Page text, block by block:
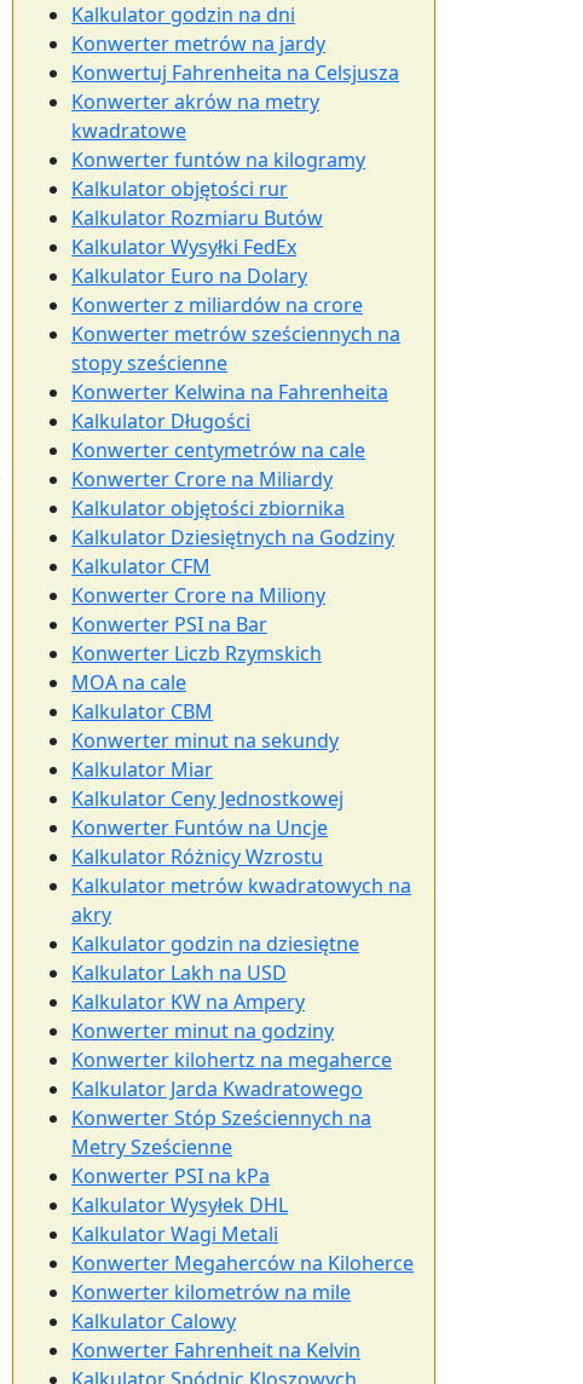
Kalkulator godzin na dni
Konwerter metrów na jardy
Konwertuj Fahrenheita na Celsjusza
Konwerter akrów na metry
kwadratowe
Konwerter funtów na kilogramy
Kalkulator objętości rur
Kalkulator Rozmiaru Butów
Kalkulator Wysyłki FedEx
Kalkulator Euro na Dolary
Konwerter z miliardów na crore
Konwerter metrów sześciennych na
stopy sześcienne
Konwerter Kelwina na Fahrenheita
Kalkulator Długości
Konwerter centymetrów na cale
Konwerter Crore na Miliardy
Kalkulator objętości zbiornika
Kalkulator Dziesiętnych na Godziny
Kalkulator CFM
Konwerter Crore na Miliony
Konwerter PSI na Bar
Konwerter Liczb Rzymskich
MOA na cale
Kalkulator CBM
Konwerter minut na sekundy
Kalkulator Miar
Kalkulator Ceny Jednostkowej
Konwerter Funtów na Uncje
Kalkulator Różnicy Wzrostu
Kalkulator metrów kwadratowych na
akry
Kalkulator godzin na dziesiętne
Kalkulator Lakh na USD
Kalkulator KW na Ampery
Konwerter minut na godziny
Konwerter kilohertz na megaherce
Kalkulator Jarda Kwadratowego
Konwerter Stóp Sześciennych na
Metry Sześcienne
Konwerter PSI na kPa
Kalkulator Wysyłek DHL
Kalkulator Wagi Metali
Konwerter Megaherców na Kiloherce
Konwerter kilometrów na mile
Kalkulator Calowy
Konwerter Fahrenheit na Kelvin